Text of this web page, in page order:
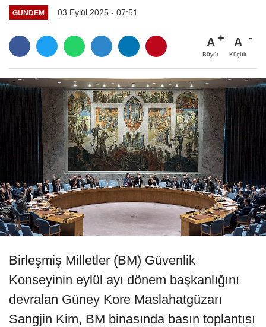
GÜNDEM 03 Eylül 2025 - 07:51
A
Büyüt
A
Küçült
Birleşmiş Milletler (BM) Güvenlik
Konseyinin eylül ayı dönem başkanlığını
devralan Güney Kore Maslahatgüzarı
Sangjin Kim, BM binasında basın toplantısı